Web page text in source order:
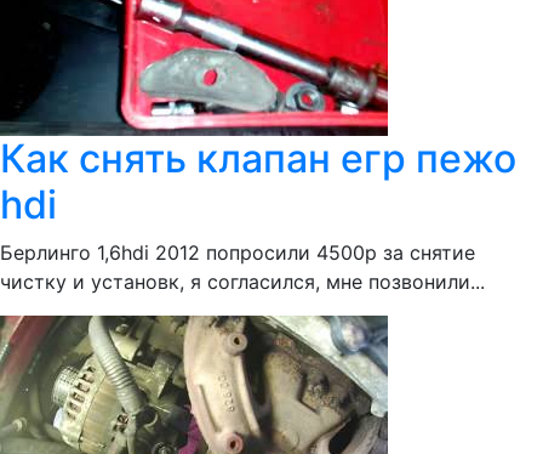
Как снять клапан егр пежо
hdi
Берлинго 1,6hdi 2012 попросили 4500р за снятие
чистку и установк, я согласился, мне позвонили...